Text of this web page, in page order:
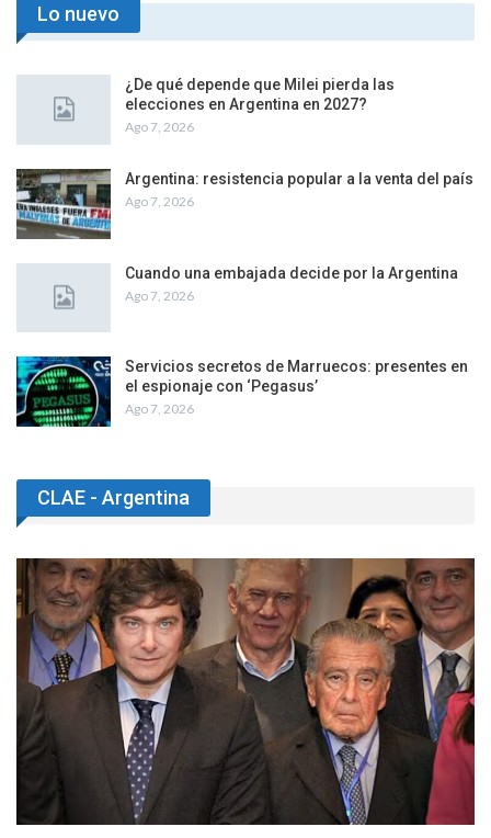
Lo nuevo
¿De qué depende que Milei pierda las
elecciones en Argentina en 2027?
Ago 7, 2026
Argentina: resistencia popular a la venta del país
Ago 7, 2026
Cuando una embajada decide por la Argentina
Ago 7, 2026
Servicios secretos de Marruecos: presentes en
el espionaje con ‘Pegasus’
Ago 7, 2026
CLAE - Argentina